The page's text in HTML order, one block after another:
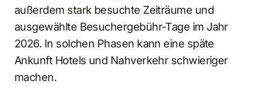
außerdem stark besuchte Zeiträume und
ausgewählte Besuchergebühr-Tage im Jahr
2026. In solchen Phasen kann eine späte
Ankunft Hotels und Nahverkehr schwieriger
machen.